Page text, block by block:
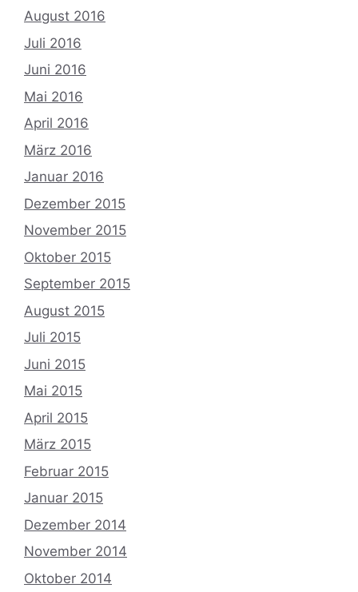
August 2016
Juli 2016
Juni 2016
Mai 2016
April 2016
März 2016
Januar 2016
Dezember 2015
November 2015
Oktober 2015
September 2015
August 2015
Juli 2015
Juni 2015
Mai 2015
April 2015
März 2015
Februar 2015
Januar 2015
Dezember 2014
November 2014
Oktober 2014